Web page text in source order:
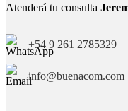
Atenderá tu consulta
+54 9 261 2785329
info@buenacom.com